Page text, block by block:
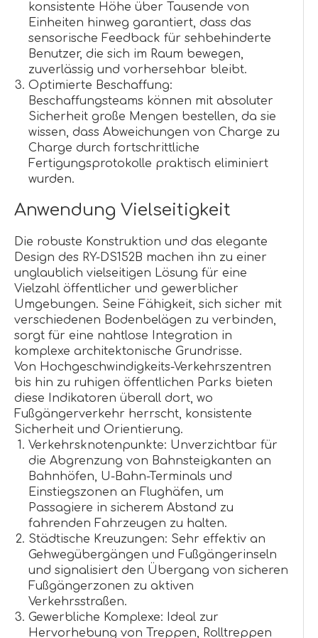
konsistente Höhe über Tausende von
Einheiten hinweg garantiert, dass das
sensorische Feedback für sehbehinderte
Benutzer, die sich im Raum bewegen,
zuverlässig und vorhersehbar bleibt.
Optimierte Beschaffung:
Beschaffungsteams können mit absoluter
Sicherheit große Mengen bestellen, da sie
wissen, dass Abweichungen von Charge zu
Charge durch fortschrittliche
Fertigungsprotokolle praktisch eliminiert
wurden.
Anwendung Vielseitigkeit
Die robuste Konstruktion und das elegante
Design des RY-DS152B machen ihn zu einer
unglaublich vielseitigen Lösung für eine
Vielzahl öffentlicher und gewerblicher
Umgebungen. Seine Fähigkeit, sich sicher mit
verschiedenen Bodenbelägen zu verbinden,
sorgt für eine nahtlose Integration in
komplexe architektonische Grundrisse.
Von Hochgeschwindigkeits-Verkehrszentren
bis hin zu ruhigen öffentlichen Parks bieten
diese Indikatoren überall dort, wo
Fußgängerverkehr herrscht, konsistente
Sicherheit und Orientierung.
Verkehrsknotenpunkte: Unverzichtbar für
die Abgrenzung von Bahnsteigkanten an
Bahnhöfen, U-Bahn-Terminals und
Einstiegszonen an Flughäfen, um
Passagiere in sicherem Abstand zu
fahrenden Fahrzeugen zu halten.
Städtische Kreuzungen: Sehr effektiv an
Gehwegübergängen und Fußgängerinseln
und signalisiert den Übergang von sicheren
Fußgängerzonen zu aktiven
Verkehrsstraßen.
Gewerbliche Komplexe: Ideal zur
Hervorhebung von Treppen, Rolltreppen